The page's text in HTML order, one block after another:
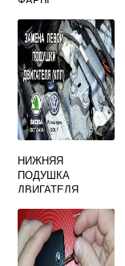
НИЖНЯЯ
ПОДУШКА
ДВИГАТЕЛЯ